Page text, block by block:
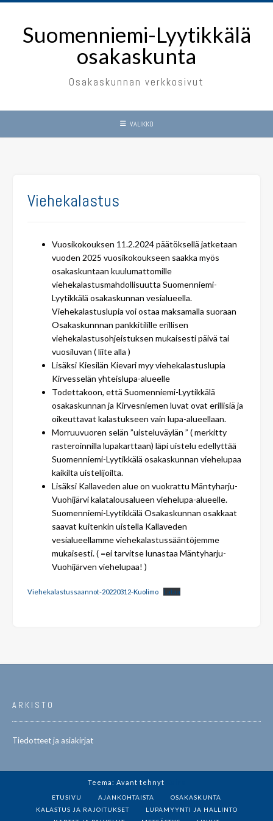
Skip
contentSuomenniemi-Lyytikkälä
osakaskunta
Osakaskunnan verkkosivut
VALIKKO
Viehekalastus
Vuosikokouksen 11.2.2024 päätöksellä jatketaan
vuoden 2025 vuosikokoukseen saakka myös
osakaskuntaan kuulumattomille
viehekalastusmahdollisuutta Suomenniemi-
Lyytikkälä osakaskunnan vesialueella.
Viehekalastuslupia voi ostaa maksamalla suoraan
Osakaskunnnan pankkitilille erillisen
viehekalastusohjeistuksen mukaisesti päivä tai
vuosiluvan ( liite alla )
Lisäksi Kiesilän Kievari myy viehekalastuslupia
Kirvesselän yhteislupa-alueelle
Todettakoon, että Suomenniemi-Lyytikkälä
osakaskunnan ja Kirvesniemen luvat ovat erillisiä ja
oikeuttavat kalastukseen vain lupa-alueellaan.
Morruuvuoren selän ”uisteluväylän ” ( merkitty
rasteroinnilla lupakarttaan) läpi uistelu edellyttää
Suomenniemi-Lyytikkälä osakaskunnan viehelupaa
kaikilta uistelijoilta.
Lisäksi Kallaveden alue on vuokrattu Mäntyharju-
Vuohijärvi kalatalousalueen viehelupa-alueelle.
Suomenniemi-Lyytikkälä Osakaskunnan osakkaat
saavat kuitenkin uistella Kallaveden
vesialueellamme viehekalastussääntöjemme
mukaisesti. ( =ei tarvitse lunastaa Mäntyharju-
Vuohijärven viehelupaa! )
Viehekalastussaannot-20220312-Kuolimo Lataa
ARKISTO
Tiedotteet ja asiakirjat
Teema: Avant tehnyt
ETUSIVU AJANKOHTAISTA
OSAKASKUNTA
KALASTUS JA RAJOITUKSET
LUPAMYYNTI JA HALLINTO